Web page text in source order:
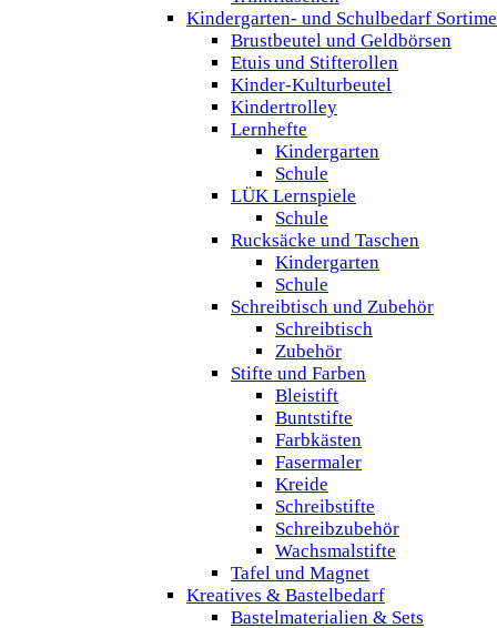
Kindergarten- und Schulbedarf
Brustbeutel und Geldbörsen
Etuis und Stifterollen
Kinder-Kulturbeutel
Kindertrolley
Lernhefte
Kindergarten
Schule
LÜK Lernspiele
Schule
Rucksäcke und Taschen
Kindergarten
Schule
Schreibtisch und Zubehör
Schreibtisch
Zubehör
Stifte und Farben
Bleistift
Buntstifte
Farbkästen
Fasermaler
Kreide
Schreibstifte
Schreibzubehör
Wachsmalstifte
Tafel und Magnet
Kreatives & Bastelbedarf
Bastelmaterialien & Sets